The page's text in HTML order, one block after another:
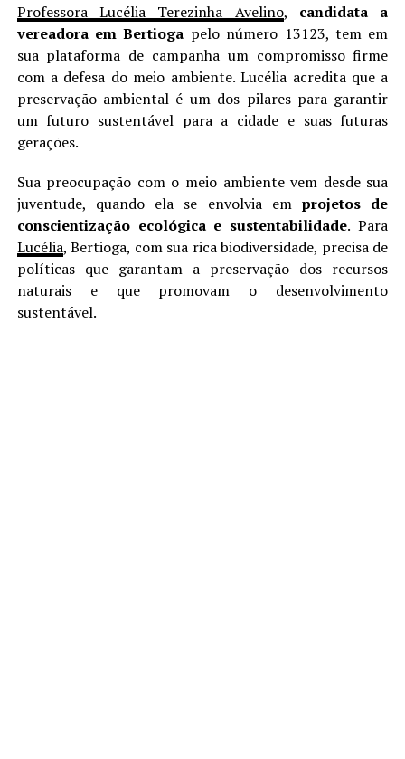
Professora Lucélia Terezinha Avelino, candidata a
vereadora em Bertioga pelo número 13123, tem em
sua plataforma de campanha um compromisso firme
com a defesa do meio ambiente. Lucélia acredita que a
preservação ambiental é um dos pilares para garantir
um futuro sustentável para a cidade e suas futuras
gerações.
Sua preocupação com o meio ambiente vem desde sua
juventude, quando ela se envolvia emprojetos de
conscientização ecológica e sustentabilidade. Para
Lucélia, Bertioga, com sua rica biodiversidade, precisa de
políticas que garantam a preservação dos recursos
naturais e que promovam o desenvolvimento
sustentável.